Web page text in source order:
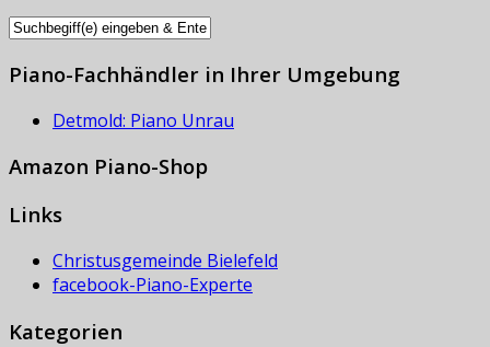
Piano-Fachhändler in Ihrer Umgebung
Detmold: Piano Unrau
Amazon Piano-Shop
Links
Christusgemeinde Bielefeld
facebook-Piano-Experte
Kategorien